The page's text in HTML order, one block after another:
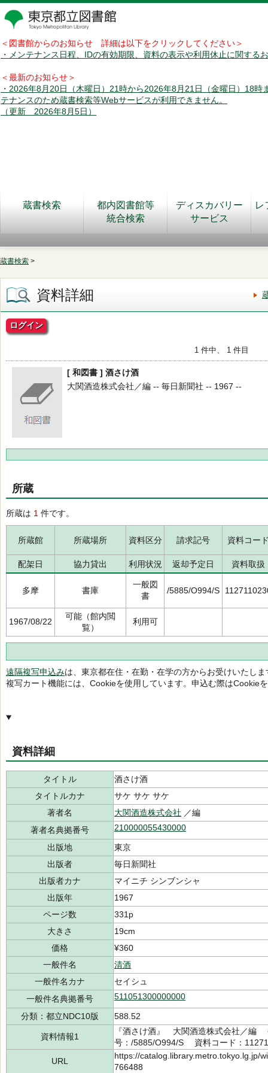
＜図書館からのお知らせ 詳細は以下をクリックしてください＞
・メンテナンス日程、IDの有効期限、資料の表示や利用休止に関する
＜最新のお知らせ＞
・2026年8月20日（木曜日）21時から2026年8月21日（金曜日）18時
テナンスのため蔵書検索等Webサービスが利用できません。
（更新 2026年8月5日）
蔵書検索
都内図書館等
統合検索
ディスカバリー
サービス
レ
蔵書検索 >
資料詳細
ログイン
1 件中、 1 件目
[ 和図書 ] 酒さけ酒
大関酒造株式会社／編 -- 毎日新聞社 -- 1967 --
所蔵
所蔵は 1 件です。
所蔵館 所蔵場所 資料区分 請求記号 資料コー
配架日 協力貸出 利用状況 返却予定日 資料取扱
多摩 書庫
一般図
書
/5885/O994/S
1967/08/22
可能（館内閲
覧）
利用可
遠隔複写申込みは、東京都在住・在勤・在学の方からお受けいたしま
複写カート機能には、Cookieを使用しています。申込む際はCookie
資料詳細
タイトル
酒さけ酒
タイトルカナ
サケ サケ サケ
著者名
大関酒造株式会社 ／編
著者名典拠番号
210000055430000
出版地
東京
出版者
毎日新聞社
出版者カナ
マイニチ シンブンシャ
出版年
1967
ページ数
331p
大きさ
19cm
価格
¥360
一般件名
清酒
一般件名カナ
セイシュ
一般件名典拠番号
511051300000000
分類：都立NDC10版 588.52
資料情報1
『酒さけ酒』 大関酒造株式会社／
号：/5885/O994/S 資料コード：
URL
https://catalog.library.metro.tokyo.lg.jp/
766488